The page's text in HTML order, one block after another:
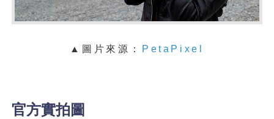
▲圖片來源： PetaPixel
官方實拍圖